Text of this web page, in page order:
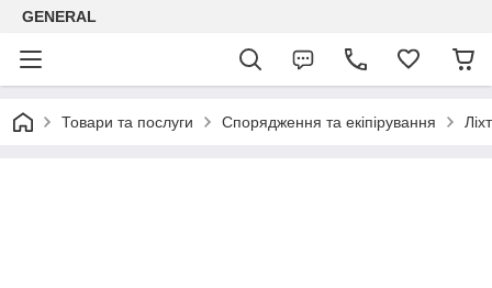
GENERAL
Товари та послуги Спорядження та екіпірування